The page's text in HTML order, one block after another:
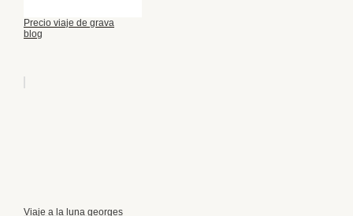
Precio viaje de grava
blog
Viaje a la luna georges